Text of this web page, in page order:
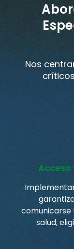
Nos
Acceso
comunicarse
salud,